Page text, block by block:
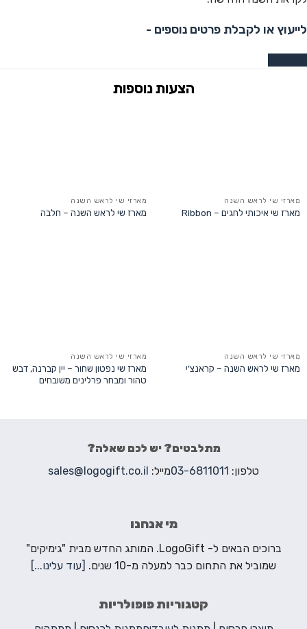
לייעוץ או לקבלת פרטים נוספים -
מארזי שי לראש השנה
מארז שי איכותי לחגים – Ribbon
מארזי שי לראש השנה
מארז שי לראש השנה – חלבה
מארזי שי לראש השנה
מארז שי לראש השנה – קראנצ'י
מארזי שי לראש השנה
מארז שי נפטון שחור – יין קברנה, דבש
טהור ומבחר פרלינים משובחים
מתלבטים? יש לכם שאלה?
טלפון: 03-6811011מייל: sales@logogift.co.il
מי אנחנו
ברוכים הבאים ל- LogoGift. המותג החדש מבית "גימיקים"
שמוביל את התחום כבר למעלה מ-10 שנים.
[עוד עלינו...]
קטגוריות פופולריות